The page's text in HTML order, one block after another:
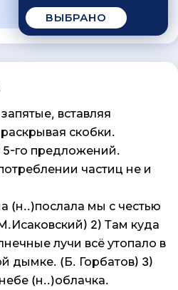
ВЫБРАНО
вставляя
скобки.
5-го предложений.
частиц не и
(н..)послала мы с честью
2) Там куда
лучи всё утопало в
дымке. (Б. Горбатов) 3)
(н..)облачка.